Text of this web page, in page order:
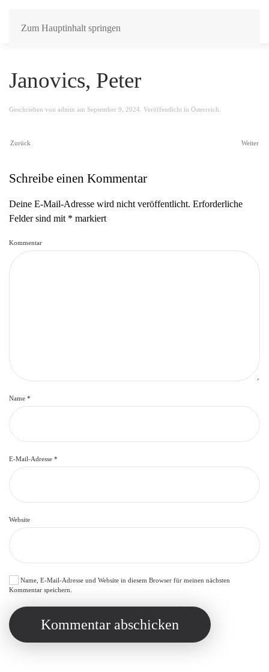
Zum Hauptinhalt springen
Janovics, Peter
Geschrieben von admin am September 9, 2024. Veröffentlicht in Österreich.
Zurück Weiter
Schreibe einen Kommentar
Deine E-Mail-Adresse wird nicht veröffentlicht. Erforderliche
Felder sind mit * markiert
Kommentar
Name *
E-Mail-Adresse *
Website
Name, E-Mail-Adresse und Website in diesem Browser für meinen nächsten
Kommentar speichern.
Kommentar abschicken